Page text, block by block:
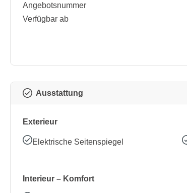
Angebotsnummer
Verfügbar ab
Ausstattung
Exterieur
Elektrische Seitenspiegel
Interieur – Komfort